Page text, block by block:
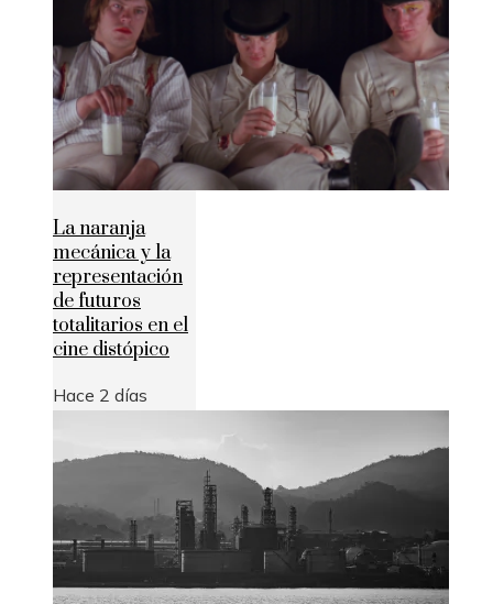
La naranja
mecánica y la
representación
de futuros
totalitarios en el
cine distópico
Hace 2 días